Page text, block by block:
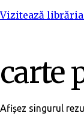
Vizitează
carte
Afișez singurul